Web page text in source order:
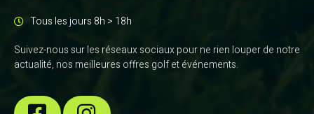
Tous les jours 8h > 18h
Suivez-nous sur les réseaux sociaux pour ne rien louper de notre
actualité, nos meilleures offres golf et événements.